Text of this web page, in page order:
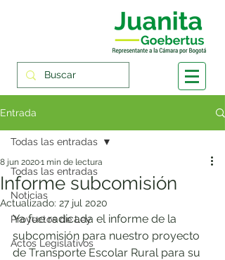
Entrada
Todas las entradas
Noticias
Proyectos de Ley
Actos Legislativos
Todas las entradas
Informe subcomisión
8 jun 20201 min de lectura
Actualizado: 27 jul 2020
Ya fue radicada el informe de la
subcomisión para nuestro proyecto
de Transporte Escolar Rural para su